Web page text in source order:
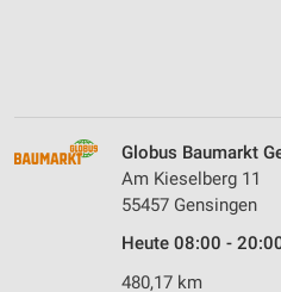
Globus Baumarkt
Am Kieselberg 11
55457 Gensingen
Heute 08:00 -
480,17 km